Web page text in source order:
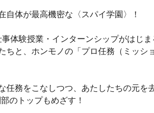
自体が最高機密な〈スパイ学園〉！
体験授業・インターンシップがはじま
ちと、ホンモノの「プロ任務（ミッシ
任務をこなしつつ、あたしたちの元を
のトップもめざす！